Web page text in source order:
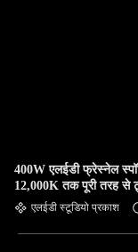
400W एलईडी फ्रेस्नेल
12,000K तक पूरी तरह से
एलईडी स्टूडियो प्रकाश